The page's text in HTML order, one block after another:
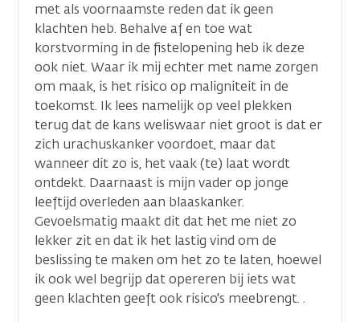
met als voornaamste reden dat ik geen
klachten heb. Behalve af en toe wat
korstvorming in de fistelopening heb ik deze
ook niet. Waar ik mij echter met name zorgen
om maak, is het risico op maligniteit in de
toekomst. Ik lees namelijk op veel plekken
terug dat de kans weliswaar niet groot is dat er
zich urachuskanker voordoet, maar dat
wanneer dit zo is, het vaak (te) laat wordt
ontdekt. Daarnaast is mijn vader op jonge
leeftijd overleden aan blaaskanker.
Gevoelsmatig maakt dit dat het me niet zo
lekker zit en dat ik het lastig vind om de
beslissing te maken om het zo te laten, hoewel
ik ook wel begrijp dat opereren bij iets wat
geen klachten geeft ook risico's meebrengt. .